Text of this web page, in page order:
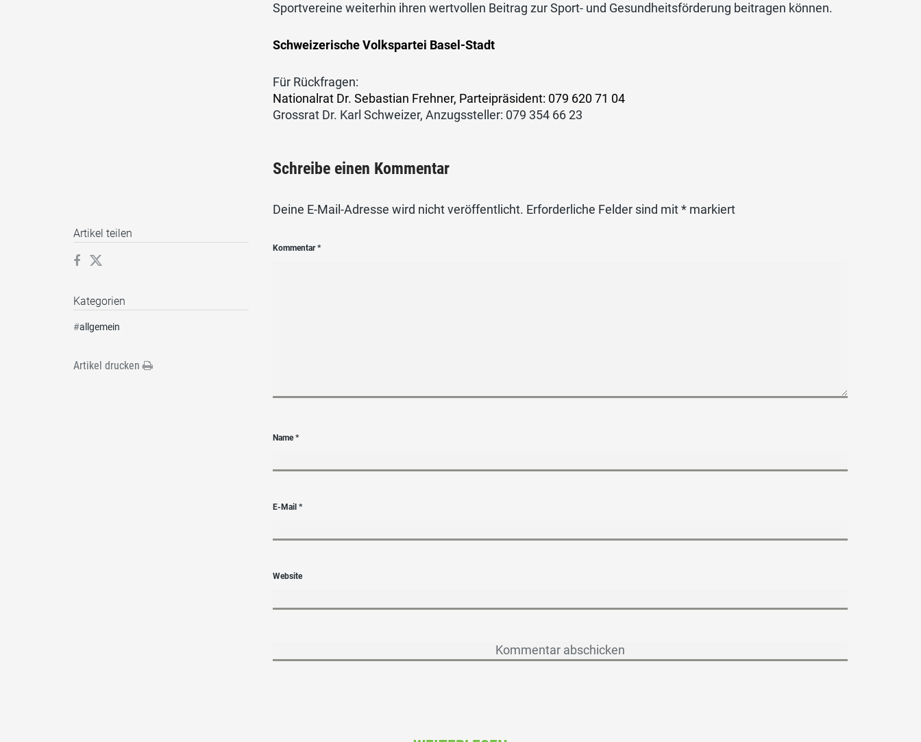
Sportvereine weiterhin ihren wertvollen Beitrag zur Sport- und Gesundheitsförderung beitragen können.
Schweizerische Volkspartei Basel-Stadt
Für Rückfragen:
Nationalrat Dr. Sebastian Frehner, Parteipräsident: 079 620 71 04
Grossrat Dr. Karl Schweizer, Anzugssteller: 079 354 66 23
Schreibe einen Kommentar
Deine E-Mail-Adresse wird nicht veröffentlicht. Erforderliche Felder sind mit* markiert
Kommentar*
Name*
E-Mail*
Website
Artikel teilen
Kategorien
#allgemein
Artikel drucken